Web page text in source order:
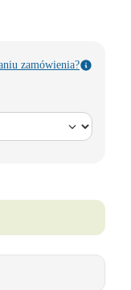
zamówienia?